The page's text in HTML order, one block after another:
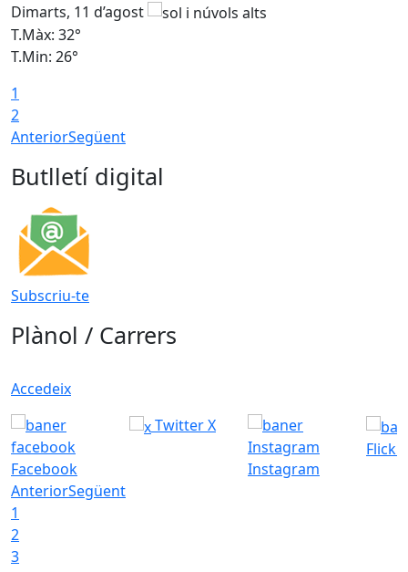
Dimarts, 11 d’agost
T.Màx: 32°
T.Min: 26°
1
2
AnteriorSegüent
Butlletí digital
Subscriu-te
Plànol / Carrers
Accedeix
Facebook
Twitter X
Instagram
Flickr
AnteriorSegüent
1
2
3